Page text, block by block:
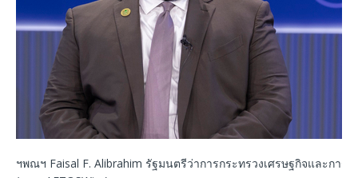
ฯพณฯ Faisal F. Alibrahim รัฐมนตรีว่าการกระทรวงเศรษฐกิจและการ